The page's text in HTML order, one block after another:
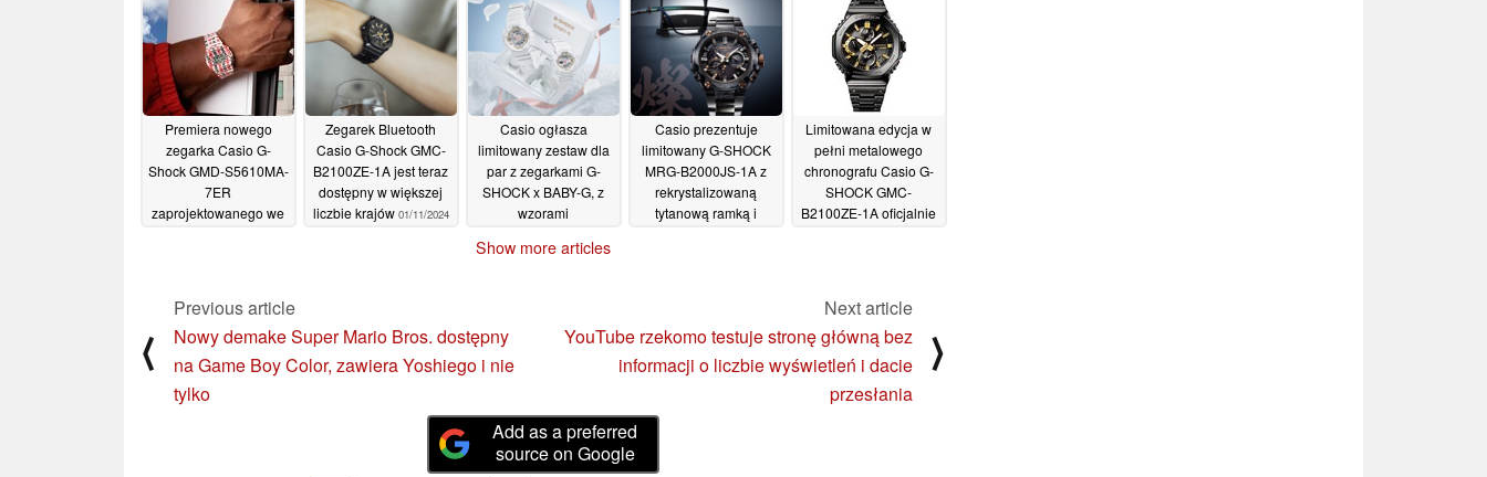
ramkami01/11/2024
Premiera nowego
zegarka Casio G-
Shock GMD-S5610MA-
7ER
zaprojektowanego we
Zegarek Bluetooth
Casio G-Shock GMC-
B2100ZE-1A jest teraz
dostępny w większej
liczbie krajów 01/11/2024
Casio ogłasza
limitowany zestaw dla
par z zegarkami G-
SHOCK x BABY-G, z
wzorami
01/11/2024
Casio prezentuje
limitowany G-SHOCK
MRG-B2000JS-1A z
rekrystalizowaną
tytanową ramką i
Limitowana edycja w
pełni metalowego
chronografu Casio G-
SHOCK GMC-
B2100ZE-1A oficjalnie
Show more articles
⟨
Previous article
Nowy demake Super Mario Bros. dostępny
na Game Boy Color, zawiera Yoshiego i nie
tylko
Next article
YouTube rzekomo testuje stronę główną bez
informacji o liczbie wyświetleń i dacie
przesłania
⟩
Add as a preferred
source on Google